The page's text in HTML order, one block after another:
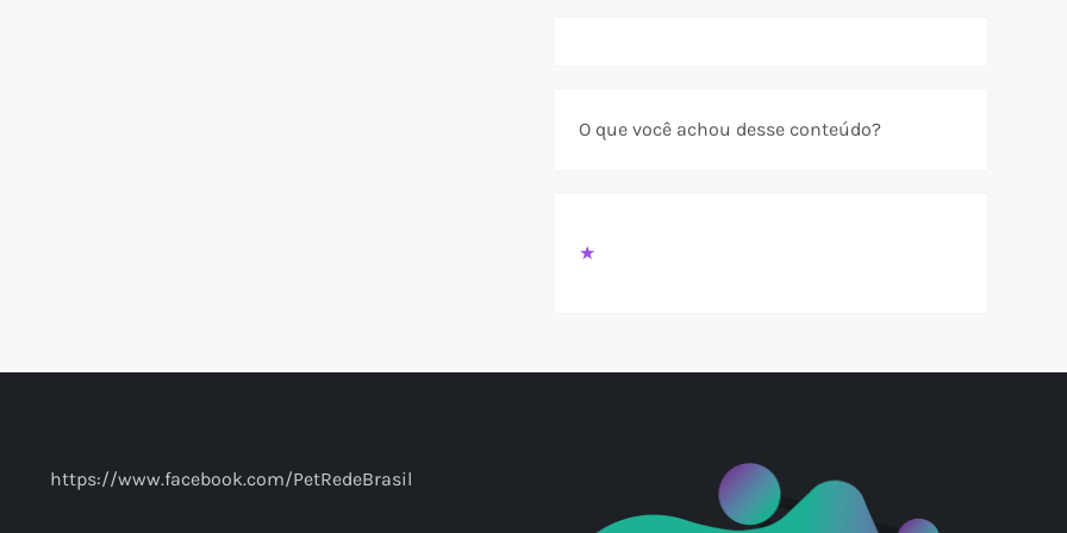
O que você achou desse conteúdo?
★
https://www.facebook.com/PetRedeBrasil